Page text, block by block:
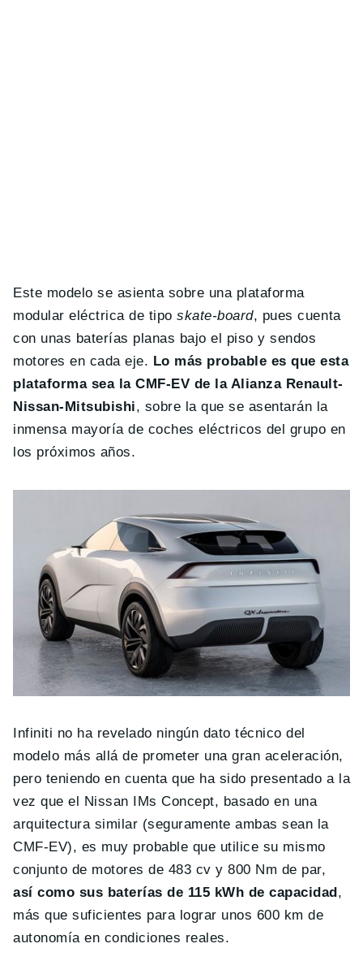
Este modelo se asienta sobre una plataforma
modular eléctrica de tiposkate-board, pues cuenta
con unas baterías planas bajo el piso y sendos
motores en cada eje. Lo más probable es que esta
plataforma sea la CMF-EV de la Alianza Renault-
Nissan-Mitsubishi, sobre la que se asentarán la
inmensa mayoría de coches eléctricos del grupo en
los próximos años.
Infiniti no ha revelado ningún dato técnico del
modelo más allá de prometer una gran aceleración,
pero teniendo en cuenta que ha sido presentado a la
vez que el Nissan IMs Concept, basado en una
arquitectura similar (seguramente ambas sean la
CMF-EV), es muy probable que utilice su mismo
conjunto de motores de 483 cv y 800 Nm de par,
así como sus baterías de 115 kWh de capacidad,
más que suficientes para lograr unos 600 km de
autonomía en condiciones reales.